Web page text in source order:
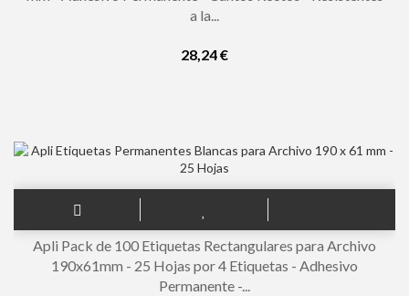
a la...
28,24 €
Apli Pack de 100 Etiquetas Rectangulares para Archivo
190x61mm - 25 Hojas por 4 Etiquetas - Adhesivo
Permanente -...